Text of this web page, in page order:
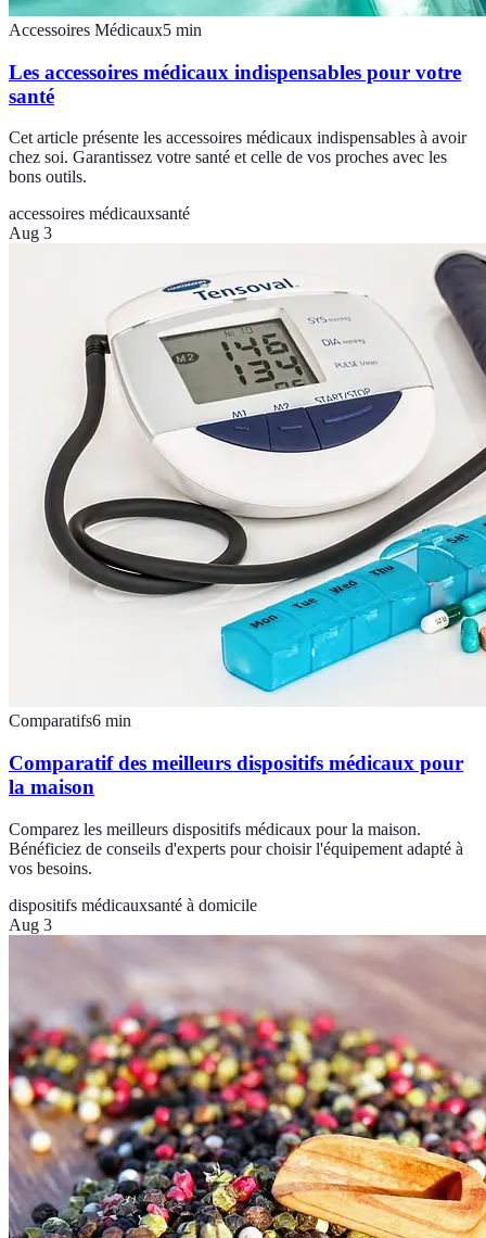
Accessoires Médicaux5 min
Les accessoires médicaux indispensables pour votre
santé
Cet article présente les accessoires médicaux indispensables à avoir
chez soi. Garantissez votre santé et celle de vos proches avec les
bons outils.
accessoires médicauxsanté
Aug 3
Comparatifs6 min
Comparatif des meilleurs dispositifs médicaux pour
la maison
Comparez les meilleurs dispositifs médicaux pour la maison.
Bénéficiez de conseils d'experts pour choisir l'équipement adapté à
vos besoins.
dispositifs médicauxsanté à domicile
Aug 3